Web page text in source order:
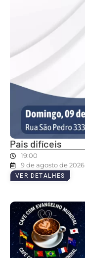
Pais difíceis
19:00
9 de agosto de 2026
VER DETALHES